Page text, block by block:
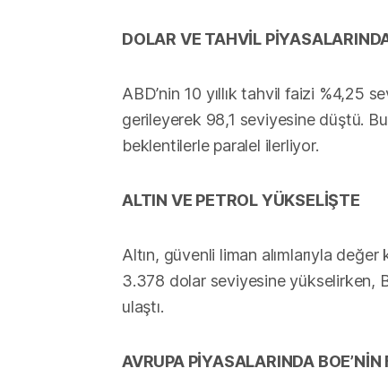
DOLAR VE TAHVİL
ABD’nin 10 yıllık tahvil faizi %4,25
gerileyerek 98,1 seviyesine düştü.
beklentilerle paralel ilerliyor.
ALTIN VE PETROL YÜKSELİŞTE
Altın, güvenli liman alımlarıyla
3.378 dolar seviyesine yükselirken,
ulaştı.
AVRUPA PİYASALARINDA